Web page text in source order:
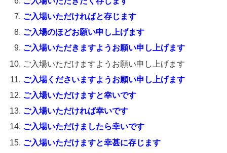
ご入場いただければと存じます
ご入場のほどお願い申し上げます
ご入場いただきますようお願い申し上げます
ご入場いただけますようお願い申し上げます
ご入場くださいますようお願い申し上げます
ご入場いただけますと幸いです
ご入場いただければ幸いです
ご入場いただけましたら幸いです
ご入場いただけますと幸甚に存じます